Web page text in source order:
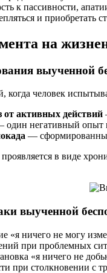
к пассивности,
и приобретать
на
выученной
человек
от активных действий
один негативный опыт
—
в виде
выученной
«я ничего не могу
при проблемных
«я ничего не
при столкновении с